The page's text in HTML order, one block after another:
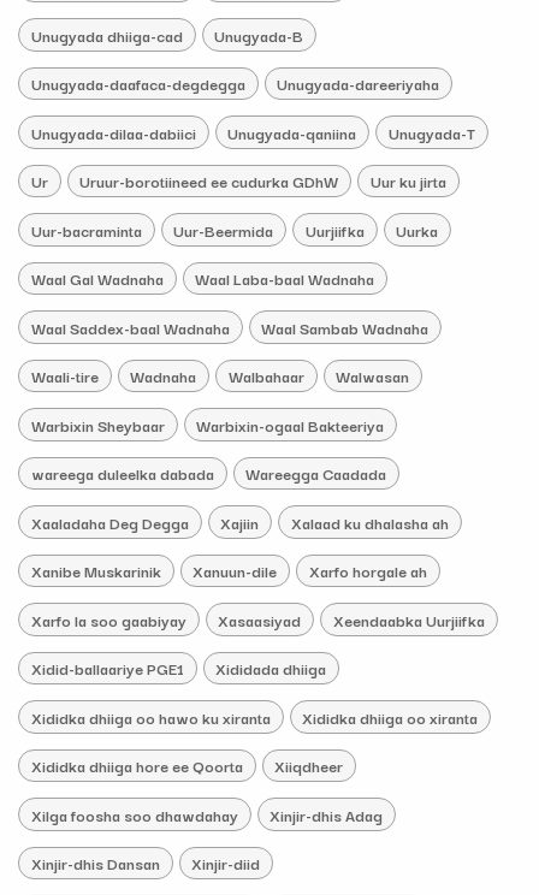
Unugyada dhiiga-cad Unugyada-B
Unugyada-daafaca-degdegga Unugyada-dareeriyaha
Unugyada-dilaa-dabiici Unugyada-qaniina Unugyada-T
Ur Uruur-borotiineed ee cudurka GDhW Uur ku jirta
Uur-bacraminta Uur-Beermida Uurjiifka Uurka
Waal Gal Wadnaha Waal Laba-baal Wadnaha
Waal Saddex-baal Wadnaha Waal Sambab Wadnaha
Waali-tire Wadnaha Walbahaar Walwasan
Warbixin Sheybaar Warbixin-ogaal Bakteeriya
wareega duleelka dabada Wareegga Caadada
Xaaladaha Deg Degga Xajiin Xalaad ku dhalasha ah
Xanibe Muskarinik Xanuun-dile Xarfo horgale ah
Xarfo la soo gaabiyay Xasaasiyad Xeendaabka Uurjiifka
Xidid-ballaariye PGE1 Xididada dhiiga
Xididka dhiiga oo hawo ku xiranta Xididka dhiiga oo xiranta
Xididka dhiiga hore ee Qoorta Xiiqdheer
Xilga foosha soo dhawdahay Xinjir-dhis Adag
Xinjir-dhis Dansan Xinjir-diid